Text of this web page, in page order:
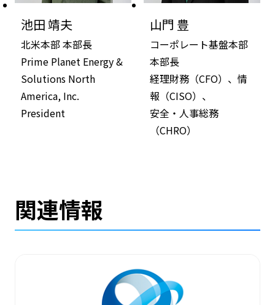
池田 靖夫
北米本部 本部長
Prime Planet Energy &
Solutions North
America, Inc.
President
山門 豊
コーポレート基盤本部
本部長
経理財務（CFO）、情
報（CISO）、
安全・人事総務
（CHRO）
関連情報